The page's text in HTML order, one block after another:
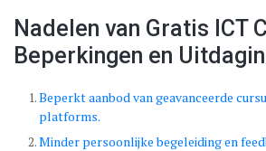
Nadelen van Gratis ICT
Beperkingen en
Beperkt aanbod van geavanceerde
platforms.
Minder persoonlijke begeleiding en